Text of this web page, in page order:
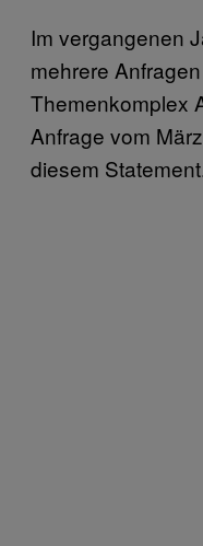
Im vergangenen
mehrere
Themenkomplex
Anfrage vom
diesem